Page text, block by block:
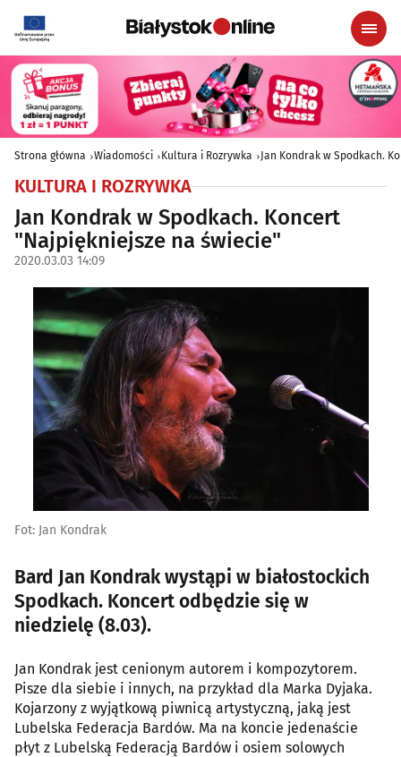
Strona główna Wiadomości Kultura i Rozrywka Jan Kondrak w Spodkach.
KULTURA I ROZRYWKA
Jan Kondrak w Spodkach. Koncert
"Najpiękniejsze na świecie"
2020.03.03 14:09
Fot: Jan Kondrak
Bard Jan Kondrak wystąpi w białostockich
Spodkach. Koncert odbędzie się w
niedzielę (8.03).
Jan Kondrak jest cenionym autorem i kompozytorem.
Pisze dla siebie i innych, na przykład dla Marka Dyjaka.
Kojarzony z wyjątkową piwnicą artystyczną, jaką jest
Lubelska Federacja Bardów. Ma na koncie jedenaście
płyt z Lubelską Federacją Bardów i osiem solowych